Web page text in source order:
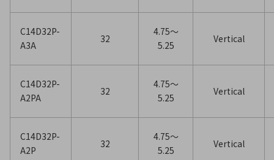
C14D32P-
A3A
32
4.75〜
5.25
Vertical
C14D32P-
A2PA
32
4.75〜
5.25
Vertical
C14D32P-
A2P
32
4.75〜
5.25
Vertical